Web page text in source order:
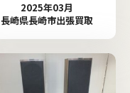
2025年03月
長崎県長崎市出張買取